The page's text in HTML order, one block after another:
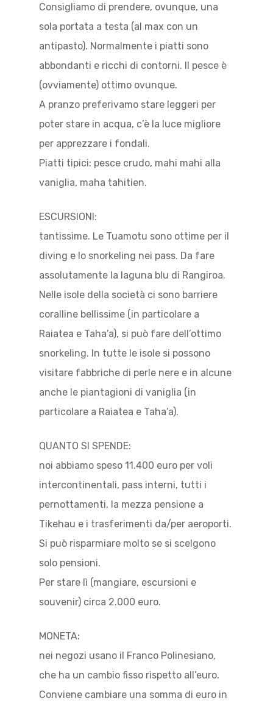
Consigliamo di prendere, ovunque, una
sola portata a testa (al max con un
antipasto). Normalmente i piatti sono
abbondanti e ricchi di contorni. Il pesce è
(ovviamente) ottimo ovunque.
A pranzo preferivamo stare leggeri per
poter stare in acqua, c’è la luce migliore
per apprezzare i fondali.
Piatti tipici: pesce crudo, mahi mahi alla
vaniglia, maha tahitien.
ESCURSIONI:
tantissime. Le Tuamotu sono ottime per il
diving e lo snorkeling nei pass. Da fare
assolutamente la laguna blu di Rangiroa.
Nelle isole della società ci sono barriere
coralline bellissime (in particolare a
Raiatea e Taha’a), si può fare dell’ottimo
snorkeling. In tutte le isole si possono
visitare fabbriche di perle nere e in alcune
anche le piantagioni di vaniglia (in
particolare a Raiatea e Taha’a).
QUANTO SI SPENDE:
noi abbiamo speso 11.400 euro per voli
intercontinentali, pass interni, tutti i
pernottamenti, la mezza pensione a
Tikehau e i trasferimenti da/per aeroporti.
Si può risparmiare molto se si scelgono
solo pensioni.
Per stare lì (mangiare, escursioni e
souvenir) circa 2.000 euro.
MONETA:
nei negozi usano il Franco Polinesiano,
che ha un cambio fisso rispetto all’euro.
Conviene cambiare una somma di euro in